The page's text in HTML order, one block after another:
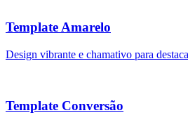
Template Amarelo
Design vibrante e chamativo para
Template Conversão